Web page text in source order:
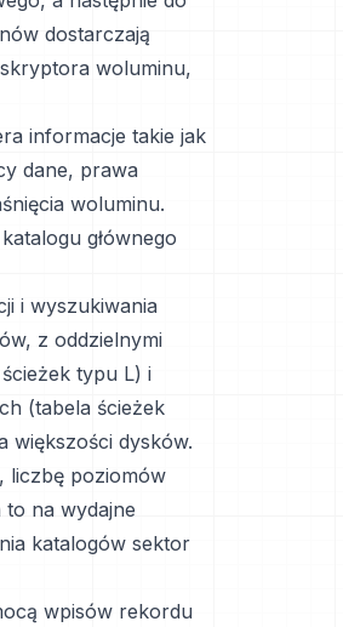
dostarczają
woluminu,
informacje takie jak
dane, prawa
woluminu.
głównego
i wyszukiwania
z oddzielnymi
typu L) i
(tabela ścieżek
większości dysków.
liczbę poziomów
to na wydajne
katalogów sektor
wpisów rekordu